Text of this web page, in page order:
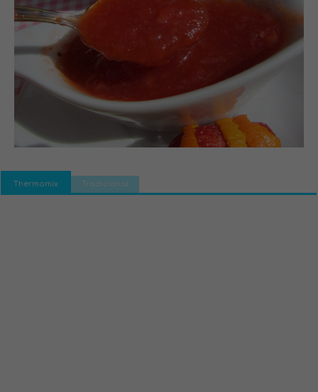
Thermomix Tradicional